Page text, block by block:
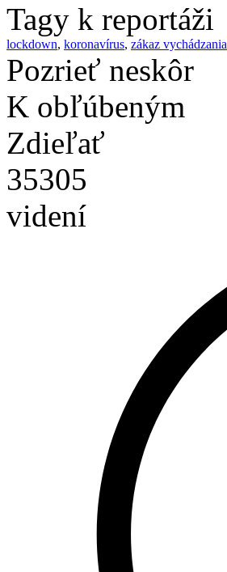
Tagy k reportáži
lockdown, koronavírus, zákaz vychádzania
Pozrieť neskôr
K obľúbeným
Zdieľať
35305
videní